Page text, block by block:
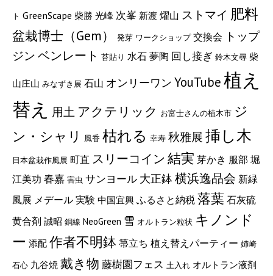
ト GreenScape 柴勝 光峰 次峯 新渡 燿山 ストマイ 肥料
盆栽博士（Gem） 発芽 ワークショップ 交換会 トップ
ジン ベンレート 苔貼り 水石 夢陶 回し接ぎ 鈴木文尋 柴
山庄山 みなずき展 石山 オンリーワン YouTube植え
替え
用土 アクテリック お富士さんの植木市 ジ
ン・シャリ
風香 枯れる 幸寿 秋雅展 挿し木
日本盆栽作風展 町直 スリーコイン 結実 芽かき 服部 堀
江美功 春嘉 害虫 サンヨール 大正鉢横浜逸品会 新緑
風展 メデール実験 中国宜興 ふるさと納税落葉 石灰硫
黄合剤 誠昭 銅線 NeoGreen 雪 オルトラン粒状 キノンド
ー 添配 作者不明鉢 箒立ち 植え替えパーティー 姉崎
石心 九谷焼 戴き物 藤樹園フェス 土入れ オルトラン液剤